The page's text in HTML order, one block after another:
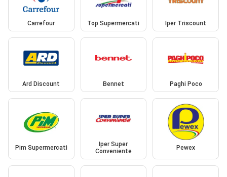
Carrefour Top Supermercati Iper Triscount
Ard Discount Bennet Paghi Poco
Pim Supermercati
Iper Super
Conveniente
Pewex